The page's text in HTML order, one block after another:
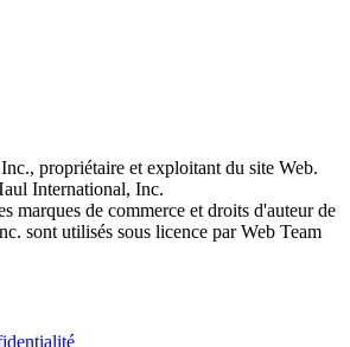
propriétaire et exploitant du site Web.
International, Inc.
marques de commerce et droits d'auteur de
sont utilisés sous licence par Web Team